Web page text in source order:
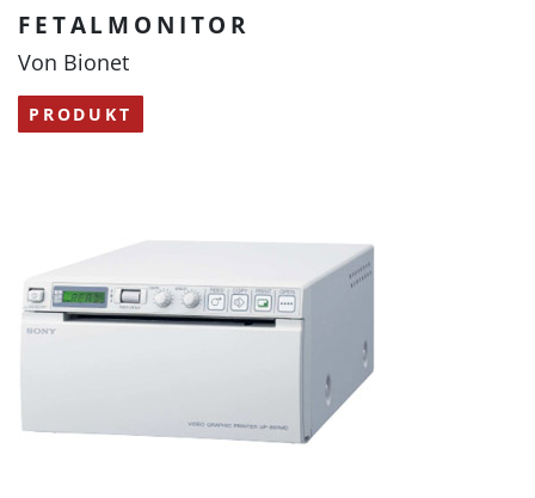
FETALMONITOR
Von Bionet
PRODUKT